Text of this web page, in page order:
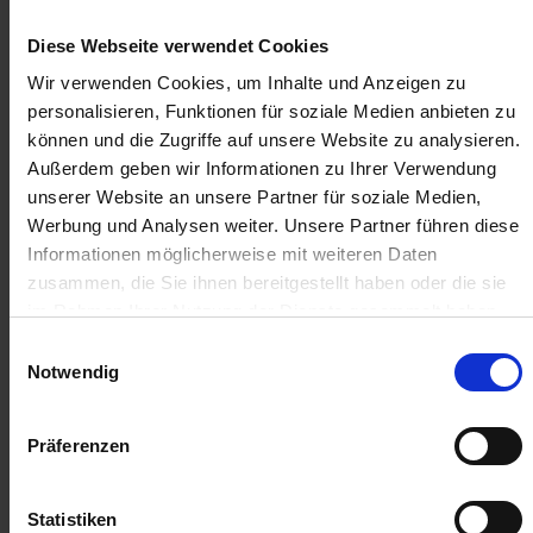
Diese Webseite verwendet Cookies
Wir verwenden Cookies, um Inhalte und Anzeigen zu
personalisieren, Funktionen für soziale Medien anbieten zu
können und die Zugriffe auf unsere Website zu analysieren.
Außerdem geben wir Informationen zu Ihrer Verwendung
unserer Website an unsere Partner für soziale Medien,
Werbung und Analysen weiter. Unsere Partner führen diese
Informationen möglicherweise mit weiteren Daten
zusammen, die Sie ihnen bereitgestellt haben oder die sie
Notwendig
Präferenzen
Statistiken
9,61 € / St
11,44 €
inkl. 19% MwSt.,zzgl. Versandkosten
Auf Lager
Lieferung voraussichtlichab Donnerstag, 13. August 2026
QTY_CONTROL_DECREASE